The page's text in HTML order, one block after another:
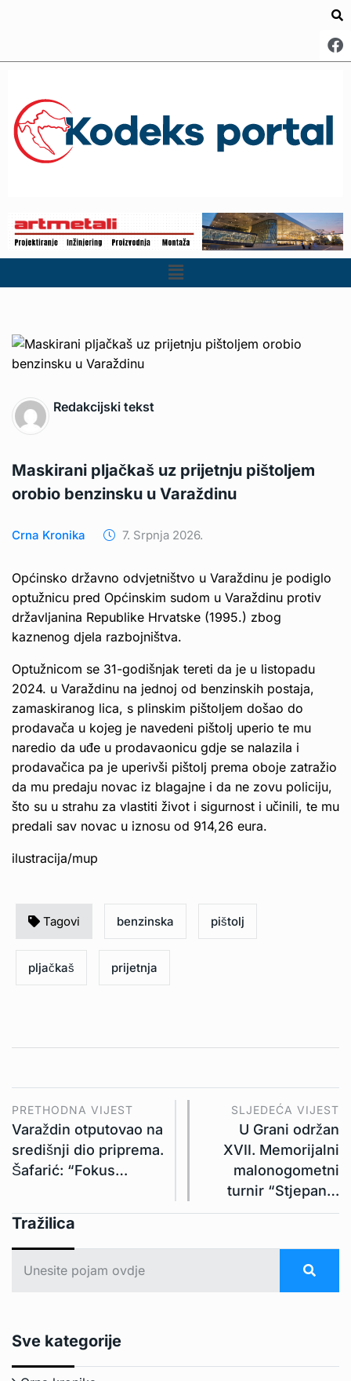
Redakcijski tekst
Maskirani pljačkaš uz prijetnju pištoljem
orobio benzinsku u Varaždinu
Crna Kronika 7. Srpnja 2026.
Općinsko državno odvjetništvo u Varaždinu je podiglo
optužnicu pred Općinskim sudom u Varaždinu protiv
državljanina Republike Hrvatske (1995.) zbog
kaznenog djela razbojništva.
Optužnicom se 31-godišnjak tereti da je u listopadu
2024. u Varaždinu na jednoj od benzinskih postaja,
zamaskiranog lica, s plinskim pištoljem došao do
prodavača u kojeg je navedeni pištolj uperio te mu
naredio da uđe u prodavaonicu gdje se nalazila i
prodavačica pa je uperivši pištolj prema oboje zatražio
da mu predaju novac iz blagajne i da ne zovu policiju,
što su u strahu za vlastiti život i sigurnost i učinili, te mu
predali sav novac u iznosu od 914,26 eura.
ilustracija/mup
Tagovi benzinska pištolj
pljačkaš prijetnja
PRETHODNA VIJEST
Varaždin otputovao na
središnji dio priprema.
Šafarić: “Fokus…
SLJEDEĆA VIJEST
U Grani održan
XVII. Memorijalni
malonogometni
turnir “Stjepan…
Tražilica
Sve kategorije